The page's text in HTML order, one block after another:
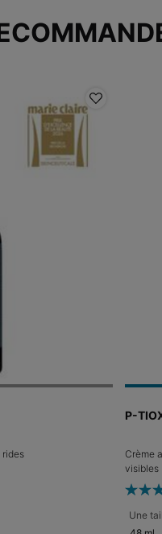
rides
Crème
visibles
Une